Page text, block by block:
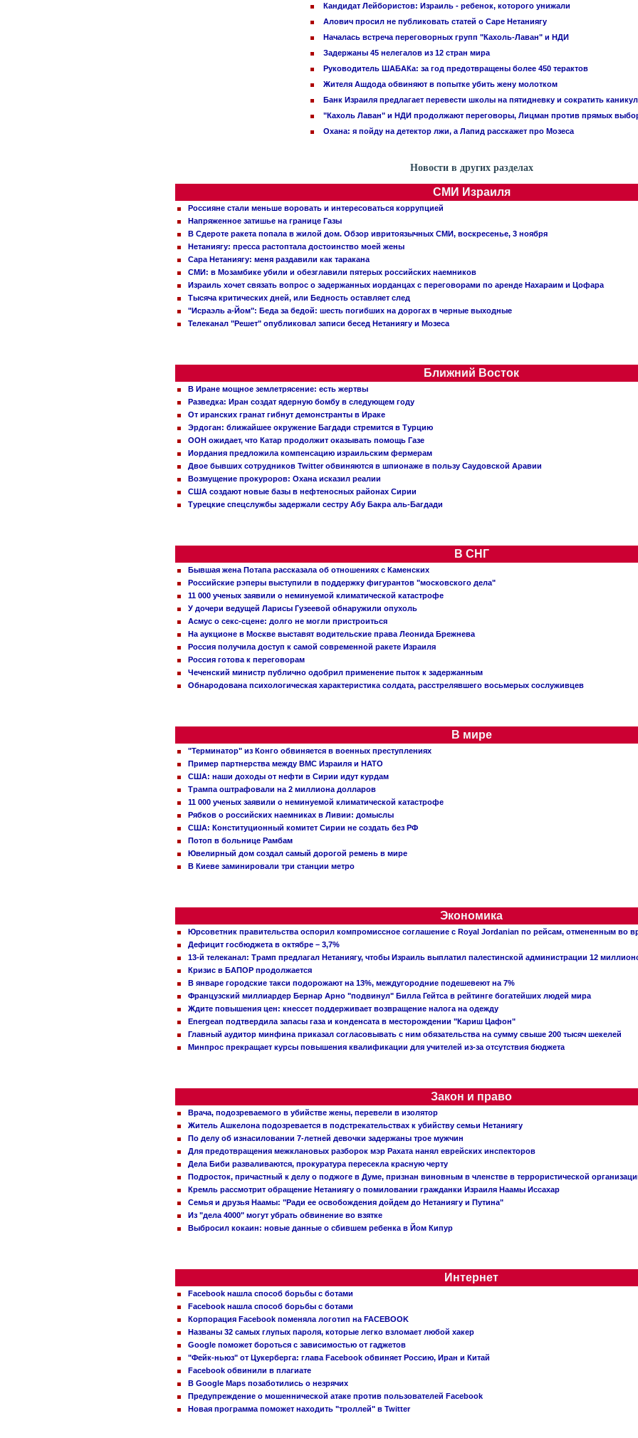
Кандидат Лейбористов: Израиль - ребенок, которого унижали
Алович просил не публиковать статей о Саре Нетаниягу
Началась встреча переговорных групп "Кахоль-Лаван" и НДИ
Задержаны 45 нелегалов из 12 стран мира
Руководитель ШАБАКа: за год предотвращены более 450 терактов
Жителя Ашдода обвиняют в попытке убить жену молотком
Банк Израиля предлагает перевести школы на пятидневку и сократить
"Кахоль Лаван" и НДИ продолжают переговоры, Лицман против прямых
Охана: я пойду на детектор лжи, а Лапид расскажет про Мозеса
Новости в других разделах
СМИ Израиля
Россияне стали меньше воровать и интересоваться коррупцией
Напряженное затишье на границе Газы
В Сдероте ракета попала в жилой дом. Обзор ивритоязычных СМИ, воскресенье, 3 ноября
Нетаниягу: пресса растоптала достоинство моей жены
Сара Нетаниягу: меня раздавили как таракана
СМИ: в Мозамбике убили и обезглавили пятерых российских наемников
Израиль хочет связать вопрос о задержанных иорданцах с переговорами по аренде Нахараим и Цофара
Тысяча критических дней, или Бедность оставляет след
"Исраэль а-Йом": Беда за бедой: шесть погибших на дорогах в черные выходные
Телеканал "Решет" опубликовал записи бесед Нетаниягу и Мозеса
Ближний Восток
В Иране мощное землетрясение: есть жертвы
Разведка: Иран создат ядерную бомбу в следующем году
От иранских гранат гибнут демонстранты в Ираке
Эрдоган: ближайшее окружение Багдади стремится в Турцию
ООН ожидает, что Катар продолжит оказывать помощь Газе
Иордания предложила компенсацию израильским фермерам
Двое бывших сотрудников Twitter обвиняются в шпионаже в пользу Саудовской Аравии
Возмущение прокуроров: Охана исказил реалии
США создают новые базы в нефтеносных районах Сирии
Турецкие спецслужбы задержали сестру Абу Бакра аль-Багдади
В СНГ
Бывшая жена Потапа рассказала об отношениях с Каменских
Российские рэперы выступили в поддержку фигурантов "московского дела"
11 000 ученых заявили о неминуемой климатической катастрофе
У дочери ведущей Ларисы Гузеевой обнаружили опухоль
Асмус о секс-сцене: долго не могли пристроиться
На аукционе в Москве выставят водительские права Леонида Брежнева
Россия получила доступ к самой современной ракете Израиля
Россия готова к переговорам
Чеченский министр публично одобрил применение пыток к задержанным
Обнародована психологическая характеристика солдата, расстрелявшего восьмерых сослуживцев
В мире
"Терминатор" из Конго обвиняется в военных преступлениях
Пример партнерства между ВМС Израиля и НАТО
США: наши доходы от нефти в Сирии идут курдам
Трампа оштрафовали на 2 миллиона долларов
11 000 ученых заявили о неминуемой климатической катастрофе
Рябков о российских наемниках в Ливии: домыслы
США: Конституционный комитет Сирии не создать без РФ
Потоп в больнице Рамбам
Ювелирный дом создал самый дорогой ремень в мире
В Киеве заминировали три станции метро
Экономика
Юрсоветник правительства оспорил компромиссное соглашение с Royal Jordanian по рейсам, отмененным во
Дефицит госбюджета в октябре – 3,7%
13-й телеканал: Трамп предлагал Нетаниягу, чтобы Израиль выплатил палестинской администрации 12
Кризис в БАПОР продолжается
В январе городские такси подорожают на 13%, междугородние подешевеют на 7%
Французский миллиардер Бернар Арно "подвинул" Билла Гейтса в рейтинге богатейших людей мира
Ждите повышения цен: кнессет поддерживает возвращение налога на одежду
Energean подтвердила запасы газа и конденсата в месторождении "Кариш Цафон"
Главный аудитор минфина приказал согласовывать с ним обязательства на сумму свыше 200 тысяч шекелей
Минпрос прекращает курсы повышения квалификации для учителей из-за отсутствия бюджета
Закон и право
Врача, подозреваемого в убийстве жены, перевели в изолятор
Житель Ашкелона подозревается в подстрекательствах к убийству семьи Нетаниягу
По делу об изнасиловании 7-летней девочки задержаны трое мужчин
Для предотвращения межклановых разборок мэр Рахата нанял еврейских инспекторов
Дела Биби разваливаются, прокуратура пересекла красную черту
Подросток, причастный к делу о поджоге в Думе, признан виновным в членстве в террористической
Кремль рассмотрит обращение Нетаниягу о помиловании гражданки Израиля Наамы Иссахар
Семья и друзья Наамы: "Ради ее освобождения дойдем до Нетаниягу и Путина"
Из "дела 4000" могут убрать обвинение во взятке
Выбросил кокаин: новые данные о сбившем ребенка в Йом Кипур
Интернет
Facebook нашла способ борьбы с ботами
Facebook нашла способ борьбы с ботами
Корпорация Facebook поменяла логотип на FACEBOOK
Названы 32 самых глупых пароля, которые легко взломает любой хакер
Google поможет бороться с зависимостью от гаджетов
"Фейк-ньюз" от Цукерберга: глава Facebook обвиняет Россию, Иран и Китай
Facebook обвинили в плагиате
В Google Maps позаботились о незрячих
Предупреждение о мошеннической атаке против пользователей Facebook
Новая программа поможет находить "троллей" в Twitter